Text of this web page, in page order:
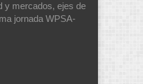
y mercados, ejes de
jornada WPSA-